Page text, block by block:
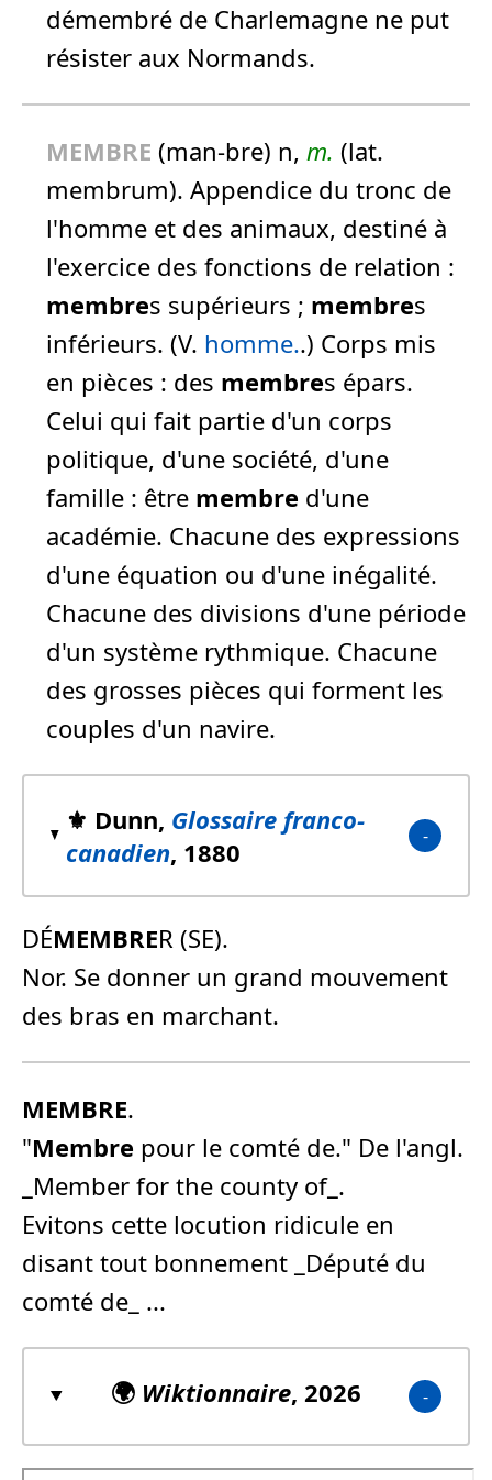
démembré de Charlemagne ne put
résister aux Normands.
MEMBRE (man-bre) n, m. (lat.
membrum). Appendice du tronc de
l'homme et des animaux, destiné à
l'exercice des fonctions de relation :
membres supérieurs ; membres
inférieurs. (V. homme..) Corps mis
en pièces : des membres épars.
Celui qui fait partie d'un corps
politique, d'une société, d'une
famille : être membre d'une
académie. Chacune des expressions
d'une équation ou d'une inégalité.
Chacune des divisions d'une période
d'un système rythmique. Chacune
des grosses pièces qui forment les
couples d'un navire.
⚜️ Dunn, Glossaire franco-
canadien, 1880
DÉMEMBRER (SE).
Nor. Se donner un grand mouvement
des bras en marchant.
MEMBRE.
"Membre pour le comté de." De l'angl.
_Member for the county of_.
Evitons cette locution ridicule en
disant tout bonnement _Député du
comté de_ ...
🌍 Wiktionnaire, 2026